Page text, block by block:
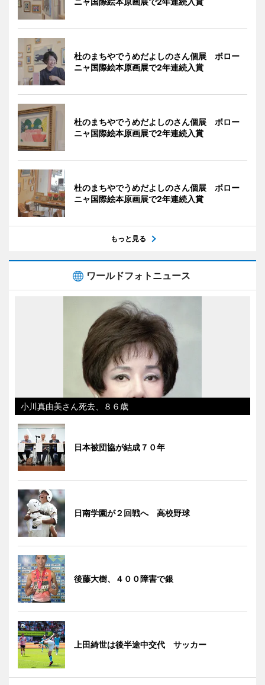
杜のまちやでうめだよしのさん個展 ボロー
ニャ国際絵本原画展で2年連続入賞
杜のまちやでうめだよしのさん個展 ボロー
ニャ国際絵本原画展で2年連続入賞
杜のまちやでうめだよしのさん個展 ボロー
ニャ国際絵本原画展で2年連続入賞
もっと見る
ワールドフォトニュース
小川真由美さん死去、８６歳
日本被団協が結成７０年
日南学園が２回戦へ 高校野球
後藤大樹、４００障害で銀
上田綺世は後半途中交代 サッカー